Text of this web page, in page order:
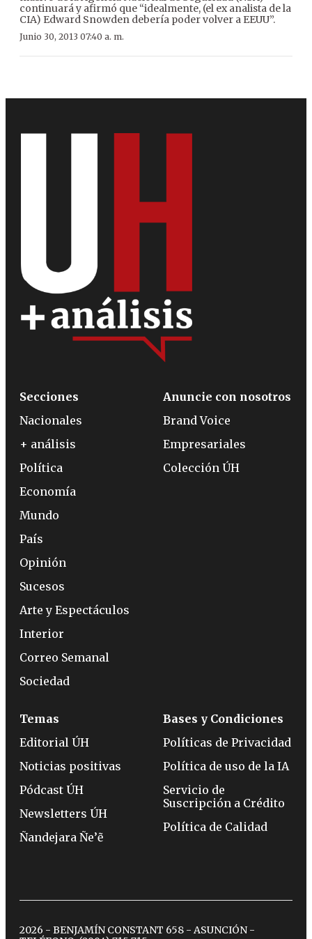
continuará y afirmó que “idealmente, (el ex analista de la
CIA) Edward Snowden debería poder volver a EEUU”.
Junio 30, 2013 07:40 a. m.
Secciones
Nacionales
+ análisis
Política
Economía
Mundo
País
Opinión
Sucesos
Arte y Espectáculos
Interior
Correo Semanal
Sociedad
Anuncie con nosotros
Brand Voice
Empresariales
Colección ÚH
Temas
Editorial ÚH
Noticias positivas
Pódcast ÚH
Newsletters ÚH
Ñandejara Ñe’ẽ
Bases y Condiciones
Políticas de Privacidad
Política de uso de la IA
Servicio de
Suscripción a Crédito
Política de Calidad
2026 - BENJAMÍN CONSTANT 658 - ASUNCIÓN -